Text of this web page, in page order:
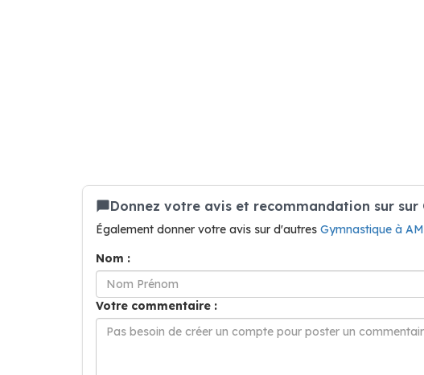
Donnez votre avis et recommandation sur
Également donner votre avis sur d'autres Gymnastique à
Nom :
Votre commentaire :